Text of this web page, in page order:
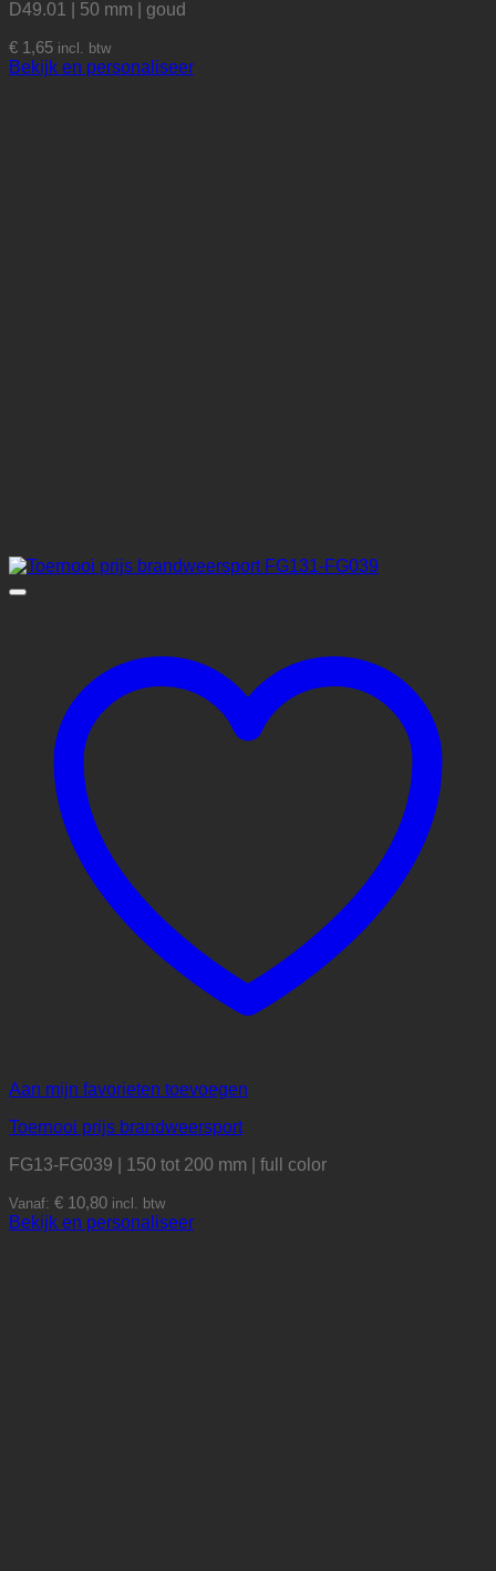
D49.01 | 50 mm | goud
€ 1,65 incl. btw
Bekijk en personaliseer
Aan mijn favorieten toevoegen
Toernooi prijs brandweersport
FG13-FG039 | 150 tot 200 mm | full color
Vanaf: € 10,80 incl. btw
Bekijk en personaliseerDit